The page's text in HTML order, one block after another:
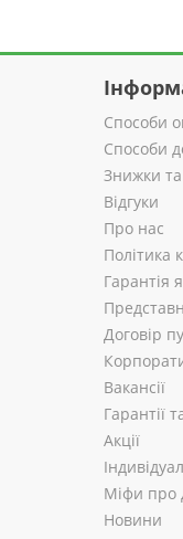
Способи
Способи
Знижки
Відгуки
Про нас
Політика
Гарантія
Договір
Вакансії
Гарантії
Акції
Міфи про
Новини